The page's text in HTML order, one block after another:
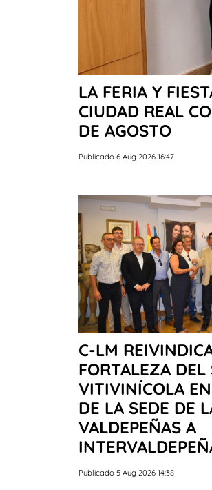
LA FERIA Y
CIUDAD REAL
DE AGOSTO
Publicado 6 Aug 2026 16:47
C-LM
FORTALEZA DEL
VITIVINÍCOLA
DE LA SEDE DE
VALDEPEÑAS A
Publicado 5 Aug 2026 14:38